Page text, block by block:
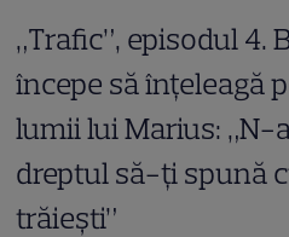
„Trafic”, episodul 4.
începe să înțeleagă
lumii lui Marius: „N-
dreptul să-ți spună
trăiești”